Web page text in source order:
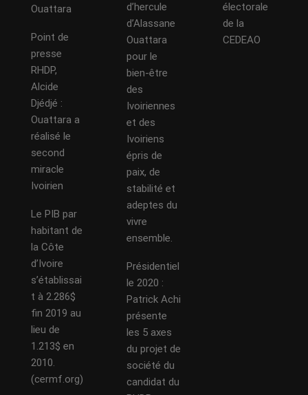
Ouattara
Point de
presse
RHDP,
Alcide
Djédjé :
Ouattara a
réalisé le
second
miracle
Ivoirien
Le PIB par
habitant de
la Côte
d’Ivoire
s’établissai
t à 2.286$
fin 2019 au
lieu de
1.213$ en
2010.
(cermf.org)
d’hercule
d’Alassane
Ouattara
pour le
bien-être
des
Ivoiriennes
et des
Ivoiriens
épris de
paix, de
stabilité et
adeptes du
vivre
ensemble.
Présidentiel
le 2020 :
Patrick Achi
présente
les 5 axes
du projet de
société du
candidat du
électorale
de la
CEDEAO